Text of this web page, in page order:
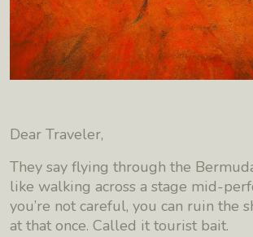
Dear Traveler,
They say flying through the
like walking across a stage mid-
you’re not careful, you can ruin the
at that once. Called it tourist bait.